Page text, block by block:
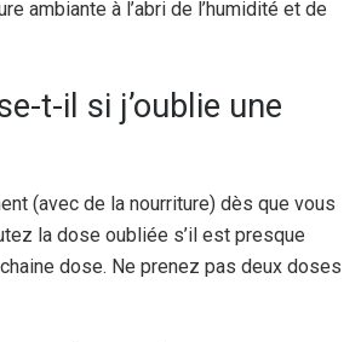
ambiante à l’abri de l’humidité et de
t-il si j’oublie une
(avec de la nourriture) dès que vous
la dose oubliée s’il est presque
dose. Ne prenez pas deux doses